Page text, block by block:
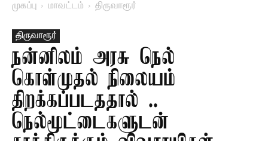
முகப்பு மாவட்டம் திருவாரூர்
திருவாரூர்
நன்னிலம் அரசு நெல்
கொள்முதல் நிலையம்
திறக்கப்படததால் ..
நெல்மூட்டைகளுடன்